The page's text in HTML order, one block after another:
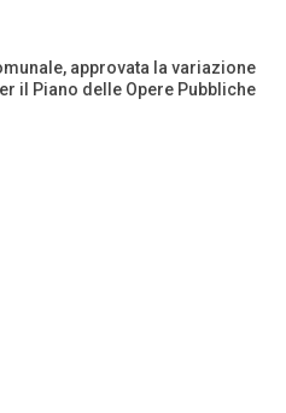
approvata la variazione
il Piano delle Opere Pubbliche